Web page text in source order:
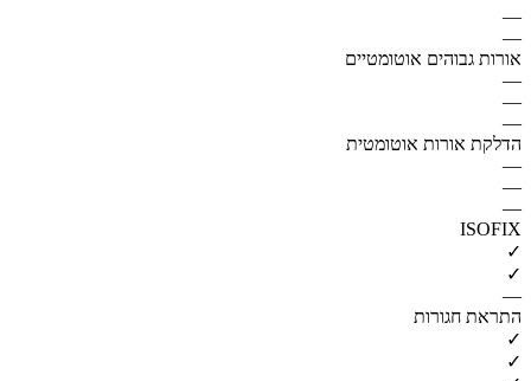
—
—
אורות גבוהים אוטומטיים
—
—
—
הדלקת אורות אוטומטית
—
—
—
ISOFIX
✓
✓
—
התראת חגורות
✓
✓